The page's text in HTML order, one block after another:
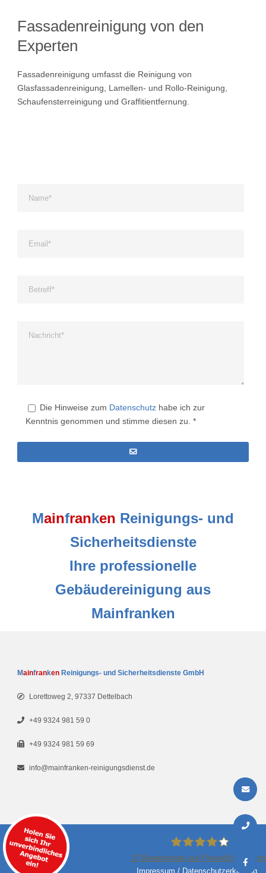
Fassadenreinigung von den
Experten
Fassadenreinigung umfasst die Reinigung von
Glasfassadenreinigung, Lamellen- und Rollo-Reinigung,
Schaufensterreinigung und Graffitientfernung.
Die Hinweise zum Datenschutz habe ich zur
Kenntnis genommen und stimme diesen zu. *
Mainfranken Reinigungs- und
Sicherheitsdienste
Ihre professionelle
Gebäudereinigung aus
Mainfranken
Mainfranken Reinigungs- und Sicherheitsdienste GmbH
Lorettoweg 2, 97337 Dettelbach
+49 9324 981 59 0
+49 9324 981 59 69
info@mainfranken-reinigungsdienst.de
27 Bewertungen auf ProvenExpert.com
Impressum / Datenschutzerklärung